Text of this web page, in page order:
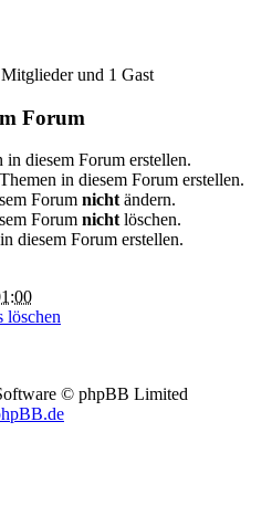
und 1 Gast
Forum
in diesem Forum erstellen.
in diesem Forum erstellen.
Forum nichtändern.
Forum nichtlöschen.
diesem Forum erstellen.
löschen
© phpBB Limited